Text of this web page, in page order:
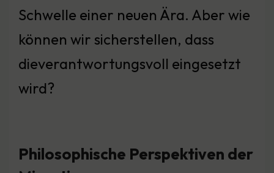
Schwelle einer neuen Ära. Aber wie
können wir sicherstellen, dass
dieverantwortungsvoll eingesetzt
wird?
Philosophische Perspektiven der